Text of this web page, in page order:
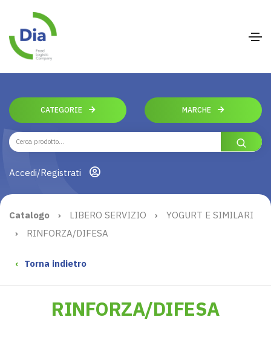
CATEGORIE MARCHE
Accedi/Registrati
Catalogo › LIBERO SERVIZIO ›
YOGURT E SIMILARI
›
RINFORZA/DIFESA
‹ Torna indietro
RINFORZA/DIFESA